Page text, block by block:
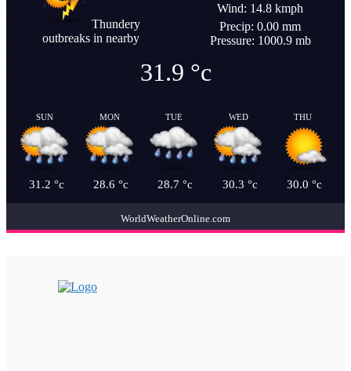
Thundery
outbreaks in nearby
Wind: 14.8 kmph
Precip: 0.00 mm
Pressure: 1000.9 mb
31.9 °c
SUN
31.2 °c
MON
28.6 °c
TUE
28.7 °c
WED
30.3 °c
THU
30.0 °c
WorldWeatherOnline.com